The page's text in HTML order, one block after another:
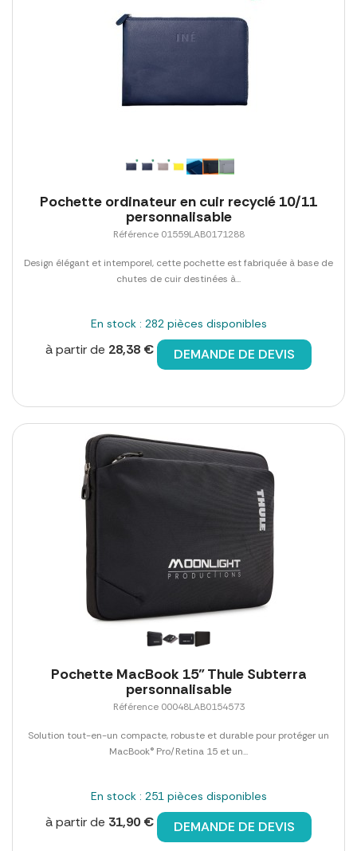
Pochette ordinateur en cuir recyclé 10/11
personnalisable
Référence 01559LAB0171288
Design élégant et intemporel, cette pochette est fabriquée à base de
chutes de cuir destinées à...
En stock : 282 pièces disponibles
à partir de 28,38 € DEMANDE DE DEVIS
Pochette MacBook 15" Thule Subterra
personnalisable
Référence 00048LAB0154573
Solution tout-en-un compacte, robuste et durable pour protéger un
MacBook® Pro/Retina 15 et un...
En stock : 251 pièces disponibles
à partir de 31,90 € DEMANDE DE DEVIS